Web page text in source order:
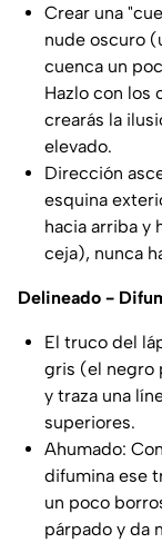
Crear una
nude oscuro
cuenca un
Hazlo con los
crearás la
elevado.
Dirección
esquina
hacia arriba y
ceja), nunca
Delineado -
El truco del
gris (el negro
y traza una
superiores.
Ahumado:
difumina ese
un poco
párpado y da